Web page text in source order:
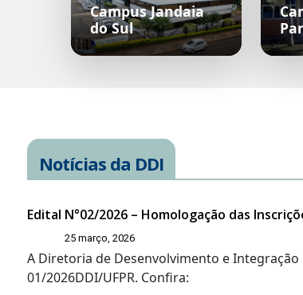
Campus Jandaia
do Sul
Notícias da DDI
Edital N°02/2026 – Homologação das
25 março, 2026
A Diretoria de Desenvolvimento e
01/2026DDI/UFPR. Confira: